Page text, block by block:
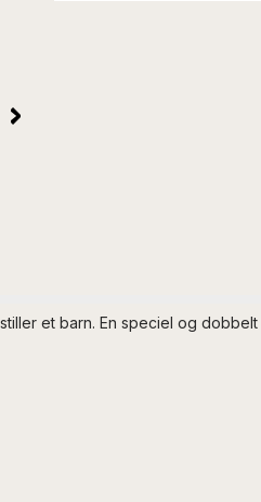
et barn. En speciel og dobbelt